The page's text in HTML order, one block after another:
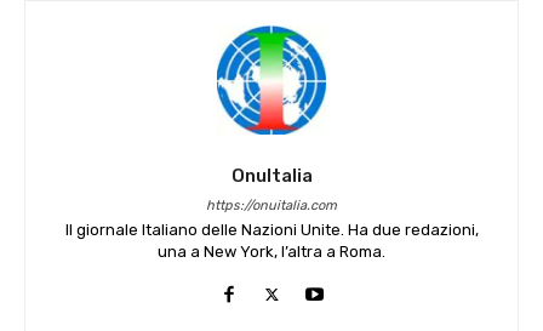
OnuItalia
https://onuitalia.com
Il giornale Italiano delle Nazioni Unite. Ha due redazioni,
una a New York, l’altra a Roma.